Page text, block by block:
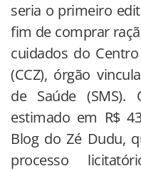
seria o primeiro
fim de comprar
cuidados do
(CCZ), órgão
de Saúde
estimado em R$
Blog do Zé Dudu,
processo